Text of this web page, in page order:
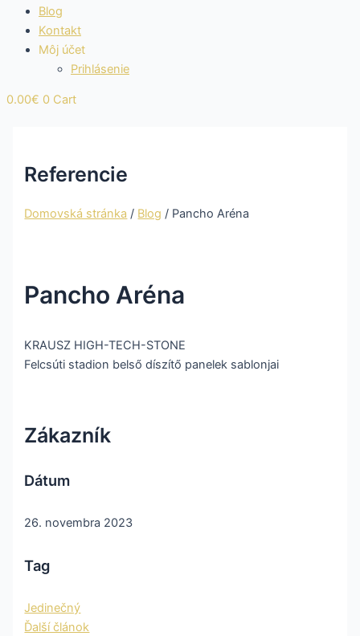
Blog
Kontakt
Môj účet
Prihlásenie
0.00€ 0 Cart
Referencie
Domovská stránka / Blog / Pancho Aréna
Pancho Aréna
KRAUSZ HIGH-TECH-STONE
Felcsúti stadion belső díszítő panelek sablonjai
Zákazník
Dátum
26. novembra 2023
Tag
Jedinečný
Ďalší článok